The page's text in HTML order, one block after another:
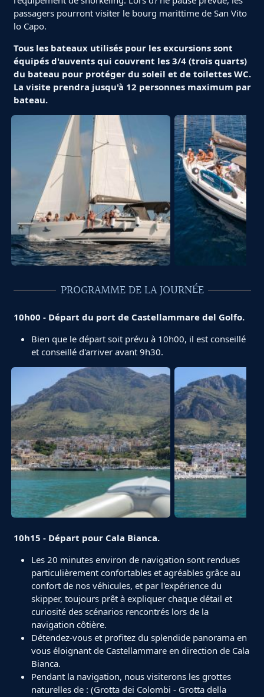
passagers pourront visiter le bourg marittime de San Vito
lo Capo.
Tous les bateaux utilisés pour les excursions sont
équipés d'auvents qui couvrent les 3/4 (trois quarts)
du bateau pour protéger du soleil et de toilettes WC.
La visite prendra jusqu'à 12 personnes maximum par
bateau.
PROGRAMME DE LA JOURNÉE
10h00 - Départ du port de Castellammare del Golfo.
Bien que le départ soit prévu à 10h00, il est conseillé
et conseillé d'arriver avant 9h30.
10h15 - Départ pour Cala Bianca.
Les 20 minutes environ de navigation sont rendues
particulièrement confortables et agréables grâce au
confort de nos véhicules, et par l'expérience du
skipper, toujours prêt à expliquer chaque détail et
curiosité des scénarios rencontrés lors de la
navigation côtière.
Détendez-vous et profitez du splendide panorama en
vous éloignant de Castellammare en direction de Cala
Bianca.
Pendant la navigation, nous visiterons les grottes
naturelles de : (Grotta dei Colombi - Grotta della